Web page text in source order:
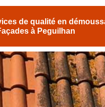
de qualité en
à Peguilhan